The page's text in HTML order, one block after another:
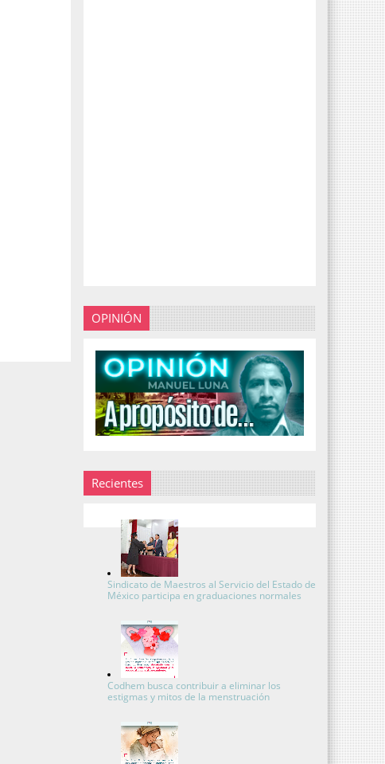
OPINIÓN
Recientes
Sindicato de Maestros al Servicio del Estado de
México participa en graduaciones normales
Codhem busca contribuir a eliminar los
estigmas y mitos de la menstruación